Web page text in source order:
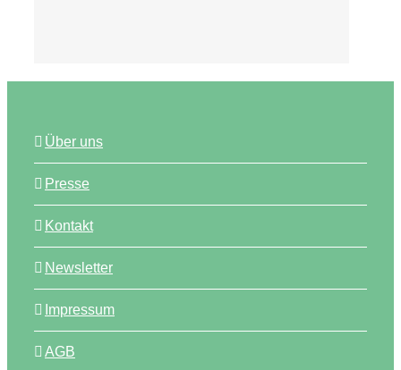
Über uns
Presse
Kontakt
Newsletter
Impressum
AGB